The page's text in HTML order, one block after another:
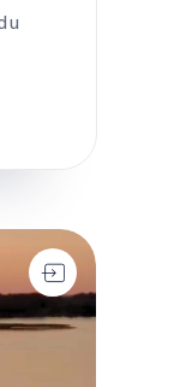
rivières